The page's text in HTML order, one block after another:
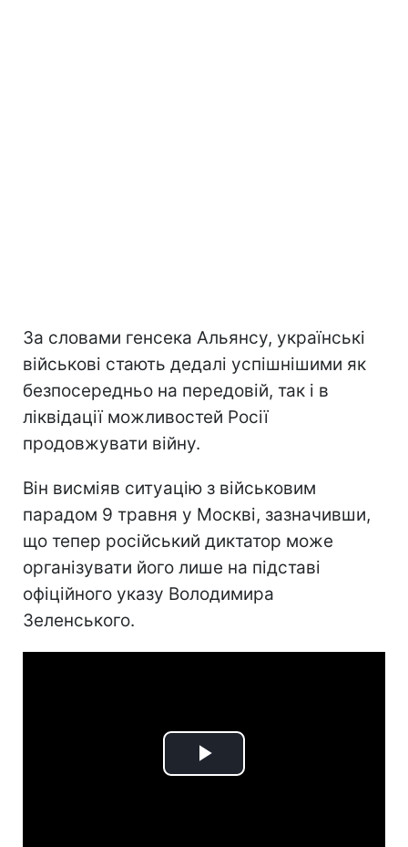
За словами генсека Альянсу, українські
військові стають дедалі успішнішими як
безпосередньо на передовій, так і в
ліквідації можливостей Росії
продовжувати війну.
Він висміяв ситуацію з військовим
парадом 9 травня у Москві, зазначивши,
що тепер російський диктатор може
організувати його лише на підставі
офіційного указу Володимира
Зеленського.
Play